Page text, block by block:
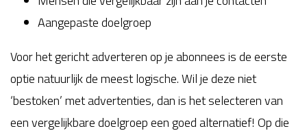
Aangepaste doelgroep
Voor het gericht adverteren op je abonnees is de eerste
optie natuurlijk de meest logische. Wil je deze niet
‘bestoken’ met advertenties, dan is het selecteren van
een vergelijkbare doelgroep een goed alternatief! Op die